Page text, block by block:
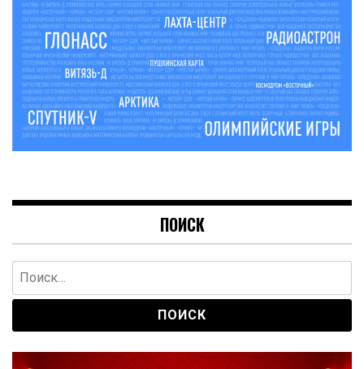
ПОИСК
Найти: